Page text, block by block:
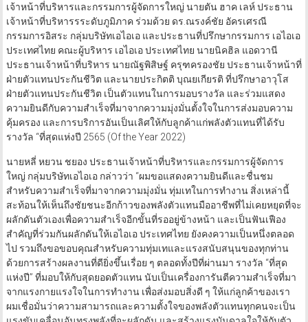
เจ้าหน้าที่บริหารและกรรมการผู้จัดการใหญ่ นายตัน ฮาค เลห์ ประธาน
เจ้าหน้าที่บริหารรระดับภูมิภาค ร่วมด้วย ดร.ณรงค์ชัย อัครเศรณี
กรรมการอิสระ กลุ่มบริษัทเอไอเอ และประธานที่ปรึกษากรรมการ เอไอเอ
ประเทศไทย คณะผู้บริหาร เอไอเอ ประเทศไทย นายนิคฮิล แอดวานี
ประธานเจ้าหน้าที่บริหาร นายณัฐพิสิษฐ์ ครุฑครองชัย ประธานเจ้าหน้าที่
ฝ่ายตัวแทนประกันชีวิต และนายประกิตติ บุณยเกียรติ ที่ปรึกษาอาวุโส
ฝ่ายตัวแทนประกันชีวิต เป็นตัวแทนในการมอบรางวัล และร่วมแสดง
ความยินดีกับความสำเร็จที่มาจากความมุ่งมั่นตั้งใจในการส่งมอบความ
คุ้มครอง และการบริการอันเป็นเลิศให้กับลูกค้าแก่พลังตัวแทนที่ได้รับ
รางวัล “ที่สุดแห่งปี 2565 (Of the Year 2022)
นายหลี่ หยวน ชยอง ประธานเจ้าหน้าที่บริหารและกรรมการผู้จัดการ
ใหญ่ กลุ่มบริษัทเอไอเอ กล่าวว่า “ผมขอแสดงความยินดีและชื่นชม
สำหรับความสำเร็จที่มาจากความมุ่งมั่น ทุ่มเทในการทำงาน สิ่งเหล่านี้
สะท้อนให้เห็นถึงชัยชนะอีกก้าวของพลังตัวแทนมืออาชีพที่ไม่เคยหยุดที่จะ
ผลักดันตัวเองเพื่อความสำเร็จอีกขั้นที่รออยู่ข้างหน้า และเป็นฟันเฟือง
สำคัญที่ร่วมกันผลักดันให้เอไอเอ ประเทศไทย ยังคงความเป็นหนึ่งตลอด
ไป รวมถึงขอขอบคุณสำหรับความทุ่มเทและแรงสนับสนุนของทุกท่าน
ด้วยการสร้างผลงานที่ดียิ่งขึ้นเรื่อย ๆ ตลอดทั้งปีที่ผ่านมา รางวัล “ที่สุด
แห่งปี” ที่มอบให้กับสุดยอดตัวแทน นับเป็นเครื่องการันตีความสำเร็จที่มา
จากแรงกายแรงใจในการทำงาน เพื่อส่งมอบสิ่งดี ๆ ให้แก่ลูกค้าของเรา
ผมเชื่อมั่นว่าความสามารถและความตั้งใจของพลังตัวแทนทุกคนจะเป็น